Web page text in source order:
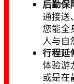
后勤保
通接送
您能全
人与自
行程延
体验游
或是在